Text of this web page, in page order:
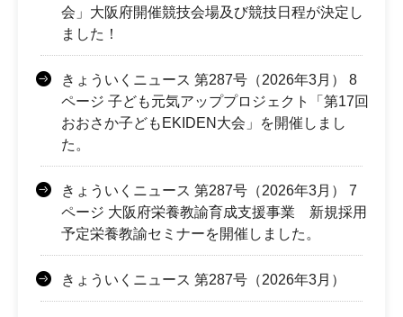
会」大阪府開催競技会場及び競技日程が決定し
ました！
きょういくニュース 第287号（2026年3月） 8
ページ 子ども元気アッププロジェクト「第17回
おおさか子どもEKIDEN大会」を開催しまし
た。
きょういくニュース 第287号（2026年3月） 7
ページ 大阪府栄養教諭育成支援事業 新規採用
予定栄養教諭セミナーを開催しました。
きょういくニュース 第287号（2026年3月）